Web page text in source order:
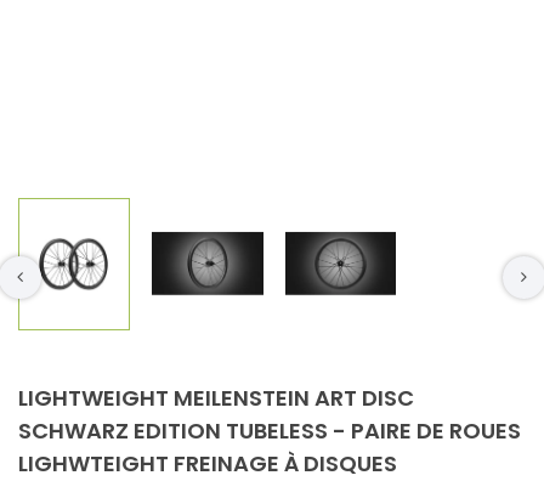
LIGHTWEIGHT MEILENSTEIN ART DISC
SCHWARZ EDITION TUBELESS - PAIRE DE ROUES
LIGHWTEIGHT FREINAGE À DISQUES